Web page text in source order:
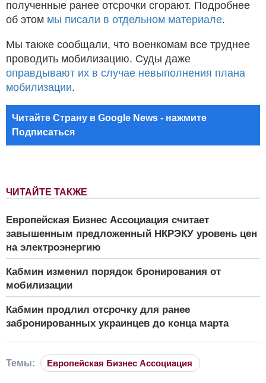
ЧИТАЙТЕ ТАКЖЕ
Европейская Бизнес Ассоциация считает
завышенным предложенный НКРЭКУ уровень цен
на электроэнергию
Кабмин изменил порядок бронирования от
мобилизации
Кабмин продлил отсрочку для ранее
забронированных украинцев до конца марта
полученные ранее отсрочки сгорают. Подробнее
об этом мы писали в отдельном материале.
Мы также сообщали, что военкомам все труднее
проводить мобилизацию. Суды даже
оправдывают их в случае невыполнения плана
мобилизации.
Читайте Страну в Google News - нажмите
Подписаться
Темы: Европейская Бизнес Ассоциация